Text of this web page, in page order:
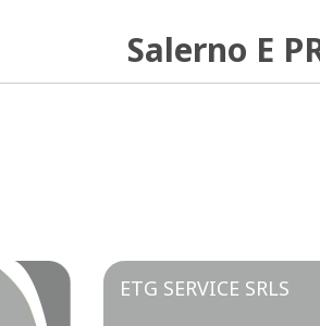
Salerno E
ETG SERVICE SRLS